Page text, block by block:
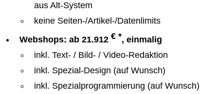
aus Alt-System
keine Seiten-/Artikel-/Datenlimits
Webshops: ab 21.912 € *, einmalig
inkl. Text- / Bild- / Video-Redaktion
inkl. Spezial-Design (auf Wunsch)
inkl. Spezialprogrammierung (auf Wunsch)